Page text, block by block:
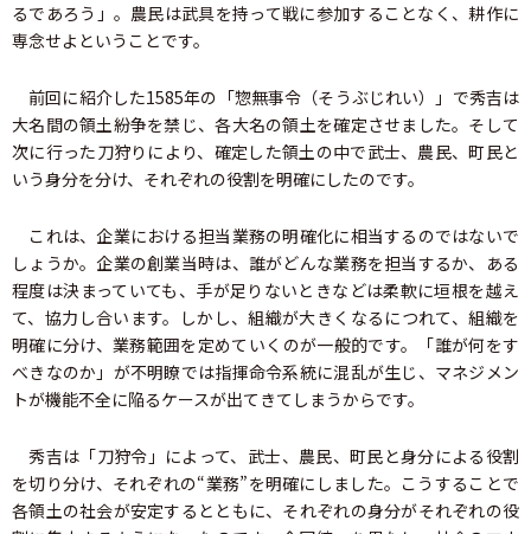
るであろう」。農民は武具を持って戦に参加することなく、耕作に
専念せよということです。
前回に紹介した1585年の「惣無事令（そうぶじれい）」で秀吉は
大名間の領土紛争を禁じ、各大名の領土を確定させました。そして
次に行った刀狩りにより、確定した領土の中で武士、農民、町民と
いう身分を分け、それぞれの役割を明確にしたのです。
これは、企業における担当業務の明確化に相当するのではないで
しょうか。企業の創業当時は、誰がどんな業務を担当するか、ある
程度は決まっていても、手が足りないときなどは柔軟に垣根を越え
て、協力し合います。しかし、組織が大きくなるにつれて、組織を
明確に分け、業務範囲を定めていくのが一般的です。「誰が何をす
べきなのか」が不明瞭では指揮命令系統に混乱が生じ、マネジメン
トが機能不全に陥るケースが出てきてしまうからです。
秀吉は「刀狩令」によって、武士、農民、町民と身分による役割
を切り分け、それぞれの“業務”を明確にしました。こうすることで
各領土の社会が安定するとともに、それぞれの身分がそれぞれの役